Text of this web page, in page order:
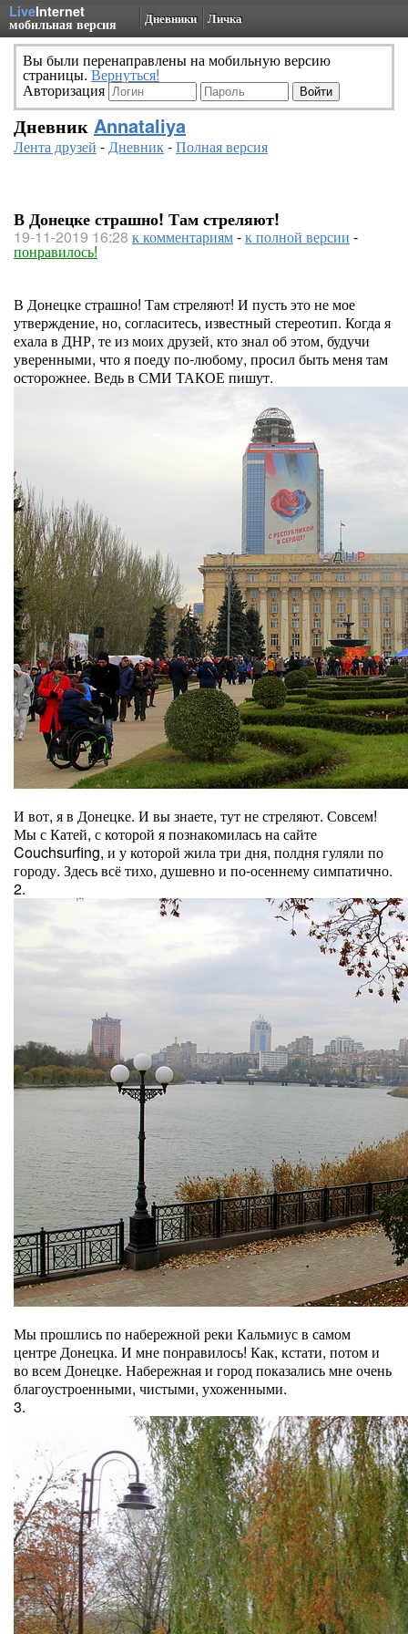
LiveInternet
мобильная версия Дневники Личка
Вы были перенаправлены на мобильную версию
страницы. Вернуться!
Авторизация
Дневник Annataliya
Лента друзей -Дневник-Полная версия
В Донецке страшно! Там стреляют!
19-11-2019 16:28 к комментариям-к полной версии -
понравилось!
В Донецке страшно! Там стреляют! И пусть это не мое
утверждение, но, согласитесь, известный стереотип. Когда я
ехала в ДНР, те из моих друзей, кто знал об этом, будучи
уверенными, что я поеду по-любому, просил быть меня там
осторожнее. Ведь в СМИ ТАКОЕ пишут.
И вот, я в Донецке. И вы знаете, тут не стреляют. Совсем!
Мы с Катей, с которой я познакомилась на сайте
Couchsurfing, и у которой жила три дня, полдня гуляли по
городу. Здесь всё тихо, душевно и по-осеннему симпатично.
2.
Мы прошлись по набережной реки Кальмиус в самом
центре Донецка. И мне понравилось! Как, кстати, потом и
во всем Донецке. Набережная и город показались мне очень
благоустроенными, чистыми, ухоженными.
3.